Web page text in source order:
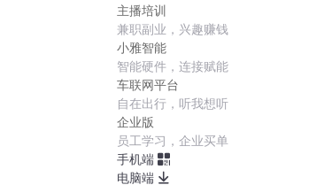
主播培训
兼职副业，兴趣赚钱
小雅智能
智能硬件，连接赋能
车联网平台
自在出行，听我想听
企业版
员工学习，企业买单
手机端
电脑端